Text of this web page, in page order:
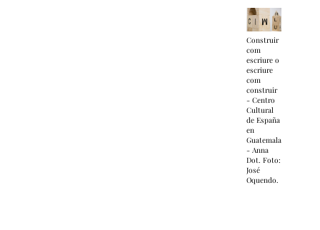
Construir
com
escriure o
escriure
com
construir
- Centro
Cultural
de España
en
Guatemala
- Anna
Dot. Foto:
José
Oquendo.